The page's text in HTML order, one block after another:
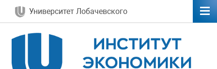
Университет Лобачевского